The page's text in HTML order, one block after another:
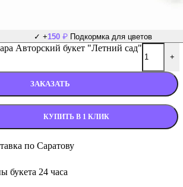
✓ +150 ₽ Подкормка для цветов
Авторский букет "Летний сад"
+
ЗАКАЗАТЬ
КУПИТЬ В 1 КЛИК
по Саратову
букета 24 часа